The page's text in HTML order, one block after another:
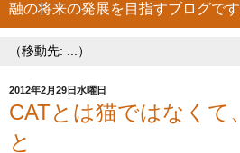
融の将来の発展を目指すブログです
2012年2月29日水曜日
CATとは猫ではなくて
と